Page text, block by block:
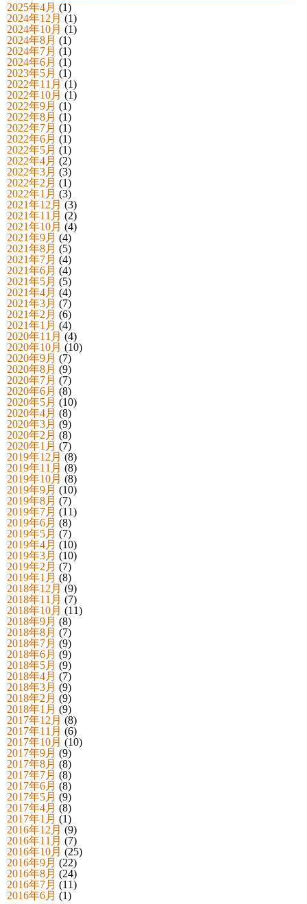
2025年4月 (1)
2024年12月 (1)
2024年10月 (1)
2024年8月 (1)
2024年7月 (1)
2024年6月 (1)
2023年5月 (1)
2022年11月 (1)
2022年10月 (1)
2022年9月 (1)
2022年8月 (1)
2022年7月 (1)
2022年6月 (1)
2022年5月 (1)
2022年4月 (2)
2022年3月 (3)
2022年2月 (1)
2022年1月 (3)
2021年12月 (3)
2021年11月 (2)
2021年10月 (4)
2021年9月 (4)
2021年8月 (5)
2021年7月 (4)
2021年6月 (4)
2021年5月 (5)
2021年4月 (4)
2021年3月 (7)
2021年2月 (6)
2021年1月 (4)
2020年11月 (4)
2020年10月 (10)
2020年9月 (7)
2020年8月 (9)
2020年7月 (7)
2020年6月 (8)
2020年5月 (10)
2020年4月 (8)
2020年3月 (9)
2020年2月 (8)
2020年1月 (7)
2019年12月 (8)
2019年11月 (8)
2019年10月 (8)
2019年9月 (10)
2019年8月 (7)
2019年7月 (11)
2019年6月 (8)
2019年5月 (7)
2019年4月 (10)
2019年3月 (10)
2019年2月 (7)
2019年1月 (8)
2018年12月 (9)
2018年11月 (7)
2018年10月 (11)
2018年9月 (8)
2018年8月 (7)
2018年7月 (9)
2018年6月 (9)
2018年5月 (9)
2018年4月 (7)
2018年3月 (9)
2018年2月 (9)
2018年1月 (9)
2017年12月 (8)
2017年11月 (6)
2017年10月 (10)
2017年9月 (9)
2017年8月 (8)
2017年7月 (8)
2017年6月 (8)
2017年5月 (9)
2017年4月 (8)
2017年1月 (1)
2016年12月 (9)
2016年11月 (7)
2016年10月 (25)
2016年9月 (22)
2016年8月 (24)
2016年7月 (11)
2016年6月 (1)